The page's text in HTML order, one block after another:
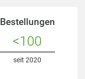
Bestellungen
<100
seit 2020